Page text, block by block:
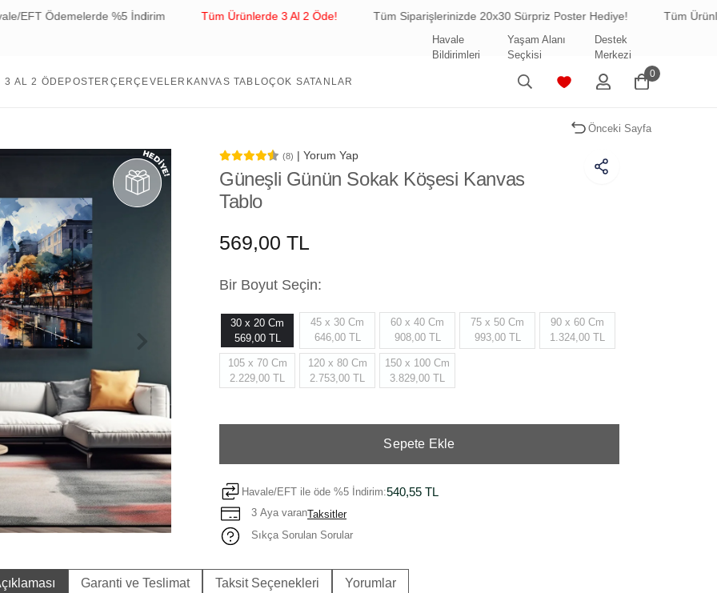
%5 İndirim Tüm Ürünlerde 3 Al 2 Öde! Tüm Siparişlerinizde 20x30 Sürpriz Poster Hediye! Tüm Ürünlerde
Havale
Bildirimleri
Yaşam Alanı
Seçkisi
Destek
Merkezi
3 AL 2 ÖDEPOSTER ÇERÇEVELER KANVAS TABLOÇOK SATANLAR
0
Önceki Sayfa
(8) | Yorum Yap
Güneşli Günün Sokak Köşesi Kanvas
Tablo
569,00 TL
Bir Boyut Seçin:
30 x 20 Cm
569,00 TL
45 x 30 Cm
646,00 TL
60 x 40 Cm
908,00 TL
75 x 50 Cm
993,00 TL
90 x 60 Cm
1.324,00 TL
105 x 70 Cm
2.229,00 TL
120 x 80 Cm
2.753,00 TL
150 x 100 Cm
3.829,00 TL
Sepete Ekle
Havale/EFT ile öde %5 İndirim:540,55 TL
3 Aya varanTaksitler
Sıkça Sorulan Sorular
Garanti ve Teslimat Taksit Seçenekleri Yorumlar